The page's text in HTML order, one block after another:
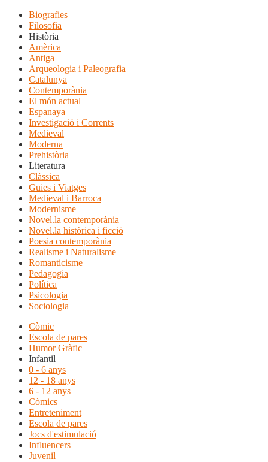
Biografies
Filosofia
Història
Amèrica
Antiga
Arqueologia i Paleografia
Catalunya
Contemporània
El món actual
Espanaya
Investigació i Corrents
Medieval
Moderna
Prehistòria
Literatura
Clàssica
Guies i Viatges
Medieval i Barroca
Modernisme
Novel.la contemporània
Novel.la històrica i ficció
Poesia contemporània
Realisme i Naturalisme
Romanticisme
Pedagogia
Política
Psicologia
Sociologia
Còmic
Escola de pares
Humor Gràfic
Infantil
0 - 6 anys
12 - 18 anys
6 - 12 anys
Còmics
Entreteniment
Escola de pares
Jocs d'estimulació
Influencers
Juvenil